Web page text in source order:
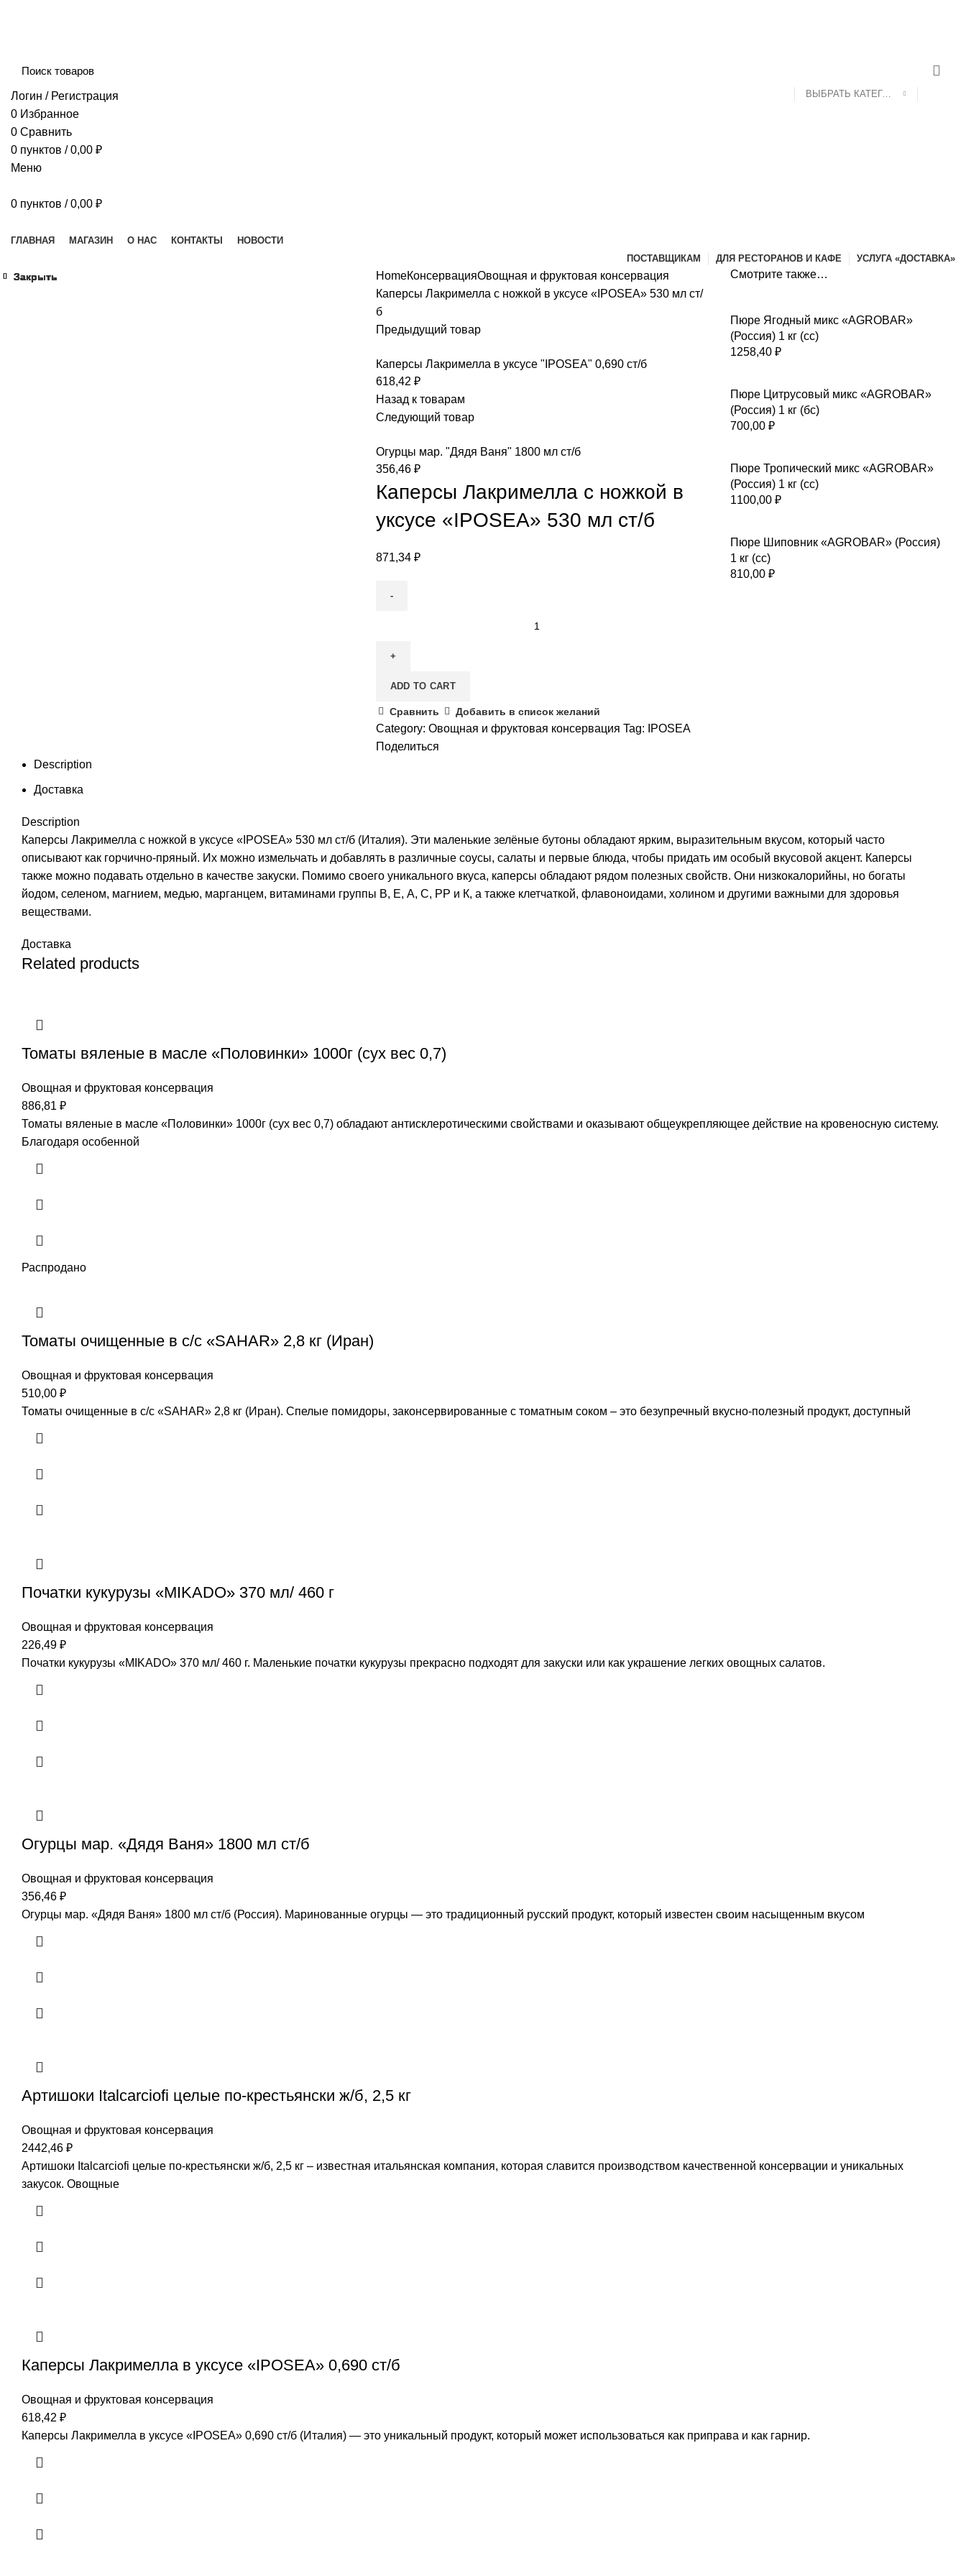
ВЫБРАТЬ КАТЕГОРИЮ
Логин / Регистрация
0 Избранное
0 Сравнить
0 пунктов / 0,00 ₽
Меню
0 пунктов / 0,00 ₽
ГЛАВНАЯ МАГАЗИН О НАС КОНТАКТЫ
НОВОСТИ
ПОСТАВЩИКАМ
ДЛЯ РЕСТОРАНОВ И КАФЕ УСЛУГА «ДОСТАВКА»
HomeКонсервацияОвощная и фруктовая консервация
Каперсы Лакримелла с ножкой в уксусе «IPOSEA» 530 мл ст/
б
Предыдущий товар
Каперсы Лакримелла в уксусе "IPOSEA" 0,690 ст/б
618,42 ₽
Назад к товарам
Следующий товар
Огурцы мар. "Дядя Ваня" 1800 мл ст/б
356,46 ₽
Каперсы Лакримелла с ножкой в
уксусе «IPOSEA» 530 мл ст/б
871,34 ₽
ADD TO CART
Сравнить Добавить в список желаний
Category: Овощная и фруктовая консервация Tag:
IPOSEA
Поделиться
Смотрите также…
Пюре Ягодный микс «AGROBAR»
(Россия) 1 кг (сс)
1258,40 ₽
Пюре Цитрусовый микс «AGROBAR»
(Россия) 1 кг (бс)
700,00 ₽
Пюре Тропический микс «AGROBAR»
(Россия) 1 кг (сс)
1100,00 ₽
Пюре Шиповник «AGROBAR» (Россия)
1 кг (сс)
810,00 ₽
Description
Доставка
Description
Каперсы Лакримелла с ножкой в уксусе «IPOSEA» 530 мл ст/б (Италия). Эти маленькие зелёные бутоны обладают ярким, выразительным вкусом, который часто
описывают как горчично-пряный. Их можно измельчать и добавлять в различные соусы, салаты и первые блюда, чтобы придать им особый вкусовой акцент. Каперсы
также можно подавать отдельно в качестве закуски. Помимо своего уникального вкуса, каперсы обладают рядом полезных свойств. Они низкокалорийны, но богаты
йодом, селеном, магнием, медью, марганцем, витаминами группы В, Е, А, С, РР и К, а также клетчаткой, флавоноидами, холином и другими важными для здоровья
веществами.
Доставка
Related products
Закрыть
Томаты вяленые в масле «Половинки» 1000г (сух вес 0,7)
Овощная и фруктовая консервация
886,81 ₽
Томаты вяленые в масле «Половинки» 1000г (сух вес 0,7) обладают антисклеротическими свойствами и оказывают общеукрепляющее действие на кровеносную систему.
Благодаря особенной
Распродано
Закрыть
Томаты очищенные в с/с «SAHAR» 2,8 кг (Иран)
Овощная и фруктовая консервация
510,00 ₽
Томаты очищенные в с/с «SAHAR» 2,8 кг (Иран). Спелые помидоры, законсервированные с томатным соком – это безупречный вкусно-полезный продукт, доступный
Закрыть
Початки кукурузы «MIKADO» 370 мл/ 460 г
Овощная и фруктовая консервация
226,49 ₽
Початки кукурузы «MIKADO» 370 мл/ 460 г. Маленькие початки кукурузы прекрасно подходят для закуски или как украшение легких овощных салатов.
Закрыть
Огурцы мар. «Дядя Ваня» 1800 мл ст/б
Овощная и фруктовая консервация
356,46 ₽
Огурцы мар. «Дядя Ваня» 1800 мл ст/б (Россия). Маринованные огурцы — это традиционный русский продукт, который известен своим насыщенным вкусом
Закрыть
Артишоки Italcarciofi целые по-крестьянски ж/б, 2,5 кг
Овощная и фруктовая консервация
2442,46 ₽
Артишоки Italcarciofi целые по-крестьянски ж/б, 2,5 кг – известная итальянская компания, которая славится производством качественной консервации и уникальных
закусок. Овощные
Закрыть
Каперсы Лакримелла в уксусе «IPOSEA» 0,690 ст/б
Овощная и фруктовая консервация
618,42 ₽
Каперсы Лакримелла в уксусе «IPOSEA» 0,690 ст/б (Италия) — это уникальный продукт, который может использоваться как приправа и как гарнир.
Закрыть
Закрыть